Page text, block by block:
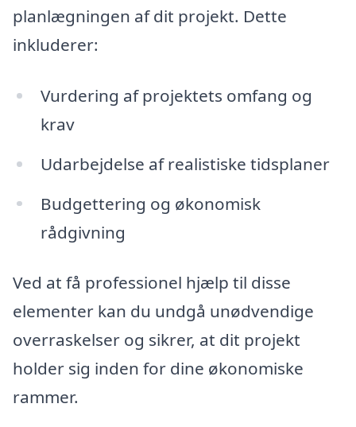
planlægningen af dit projekt. Dette
inkluderer:
Vurdering af projektets omfang og
krav
Udarbejdelse af realistiske tidsplaner
Budgettering og økonomisk
rådgivning
Ved at få professionel hjælp til disse
elementer kan du undgå unødvendige
overraskelser og sikrer, at dit projekt
holder sig inden for dine økonomiske
rammer.